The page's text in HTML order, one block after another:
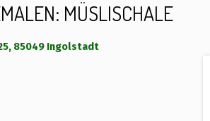
MÜSLISCHALE
85049 Ingolstadt